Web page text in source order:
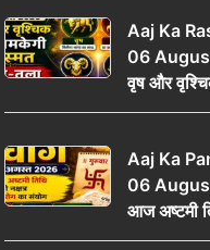
प्रथम स्थान
Aaj Ka
06
वृष और
चमकेगी
Aaj Ka
06
आज अष्टमी
नक्षत्र और